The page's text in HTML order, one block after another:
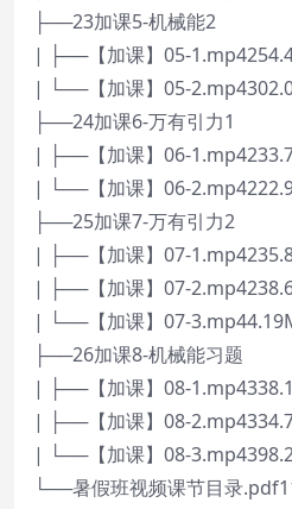
├──23加课5-机械能2
| ├──【加课】05-
| └──【加课】05-
├──24加课6-万有引力1
| ├──【加课】06-
| └──【加课】06-
├──25加课7-万有引力2
| ├──【加课】07-
| ├──【加课】07-
| └──【加课】07-
├──26加课8-机械能习题
| ├──【加课】08-
| ├──【加课】08-
| └──【加课】08-
└──暑假班视频课节目录